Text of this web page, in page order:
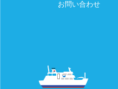
お問い合わせ